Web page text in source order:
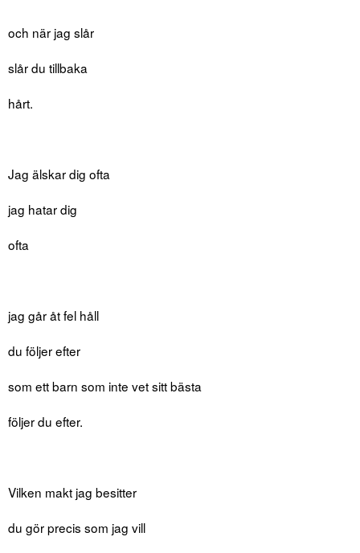
och när jag slår
slår du tillbaka
hårt.
Jag älskar dig ofta
jag hatar dig
ofta
jag går åt fel håll
du följer efter
som ett barn som inte vet sitt bästa
följer du efter.
Vilken makt jag besitter
du gör precis som jag vill